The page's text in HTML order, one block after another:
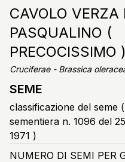
CAVOLO VERZA
PASQUALINO (
PRECOCISSIMO )
Cruciferae - Brassica
SEME
classificazione del seme
sementiera n. 1096 del
1971 )
NUMERO DI SEMI PER